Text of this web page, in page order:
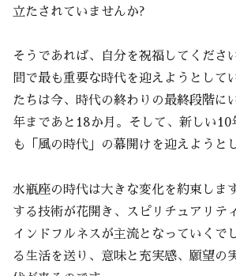
立たされていませんか?
そうであれば、自分を祝福してくださ
間で最も重要な時代を迎えようとして
たちは今、時代の終わりの最終段階に
年まであと18か月。そして、新しい10
も「風の時代」の幕開けを迎えようと
水瓶座の時代は大きな変化を約束しま
する技術が花開き、スピリチュアリテ
インドフルネスが主流となっていくで
る生活を送り、意味と充実感、願望の